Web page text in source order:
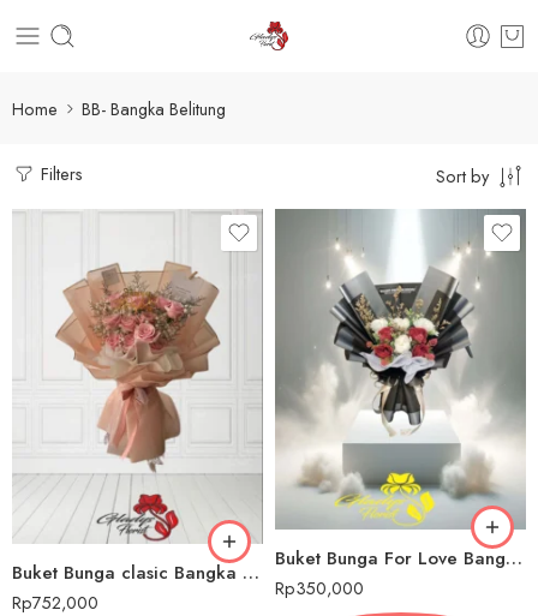
Home BB- Bangka Belitung
Filters Sort by
Buket Bunga clasic Bangka Belitung
Rp752,000
Buket Bunga For Love Bangka Belitung
Rp350,000